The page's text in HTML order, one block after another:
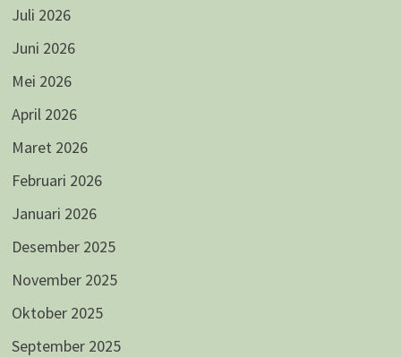
Juli 2026
Juni 2026
Mei 2026
April 2026
Maret 2026
Februari 2026
Januari 2026
Desember 2025
November 2025
Oktober 2025
September 2025